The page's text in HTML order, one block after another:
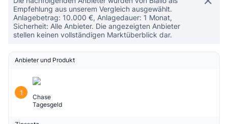
Empfehlung aus unserem Vergleich ausgewählt.
Anlagebetrag: 10.000 €, Anlagedauer: 1 Monat,
Sicherheit: Alle Anbieter. Die angezeigten Anbieter
stellen keinen vollständigen Marktüberblick dar.
Anbieter und Produkt
1
Chase
Tagesgeld